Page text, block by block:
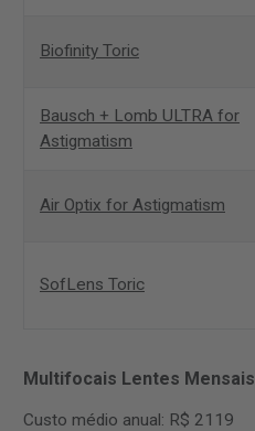
Biofinity Toric
Bausch + Lomb ULTRA for
Astigmatism
Air Optix for Astigmatism
SofLens Toric
Multifocais Lentes Mensais
Custo médio anual: R$ 2119